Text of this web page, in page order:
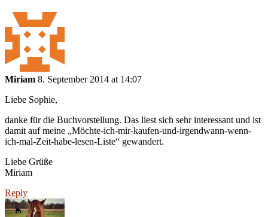
Miriam 8. September 2014 at 14:07
Liebe Sophie,
danke für die Buchvorstellung. Das liest sich sehr interessant und ist
damit auf meine „Möchte-ich-mir-kaufen-und-irgendwann-wenn-
ich-mal-Zeit-habe-lesen-Liste“ gewandert.
Liebe Grüße
Miriam
Reply